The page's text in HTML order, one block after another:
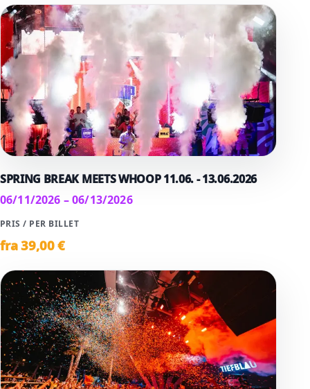
SPRING BREAK MEETS WHOOP 11.06. - 13.06.2026
06/11/2026 – 06/13/2026
PRIS / PER BILLET
fra39,00 €